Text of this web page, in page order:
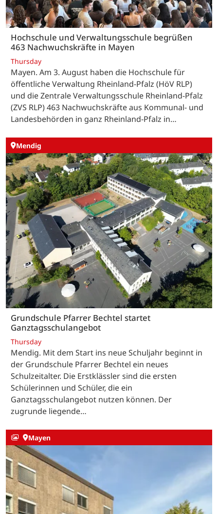
Hochschule und Verwaltungsschule begrüßen
463 Nachwuchskräfte in Mayen
Thursday
Mayen. Am 3. August haben die Hochschule für
öffentliche Verwaltung Rheinland-Pfalz (HöV RLP)
und die Zentrale Verwaltungsschule Rheinland-Pfalz
(ZVS RLP) 463 Nachwuchskräfte aus Kommunal- und
Landesbehörden in ganz Rheinland-Pfalz in…
Mendig
Grundschule Pfarrer Bechtel startet
Ganztagsschulangebot
Thursday
Mendig. Mit dem Start ins neue Schuljahr beginnt in
der Grundschule Pfarrer Bechtel ein neues
Schulzeitalter. Die Erstklässler sind die ersten
Schülerinnen und Schüler, die ein
Ganztagsschulangebot nutzen können. Der
zugrunde liegende…
Mayen